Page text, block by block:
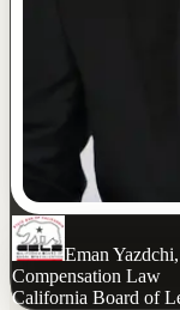
Eman
Compensation Law
California Board of